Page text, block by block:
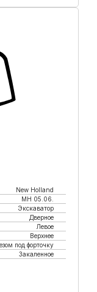
New Holland
MH 05.06.
Экскаватор
Дверное
Левое
Верхнее
под форточку
Закаленное